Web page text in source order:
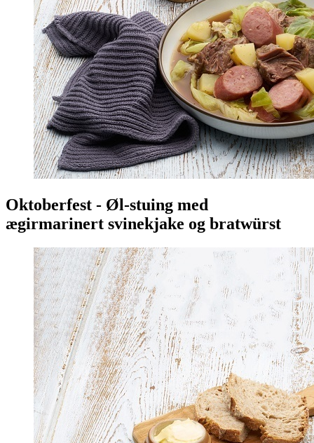
Oktoberfest - Øl-stuing med
ægirmarinert svinekjake og bratwürst